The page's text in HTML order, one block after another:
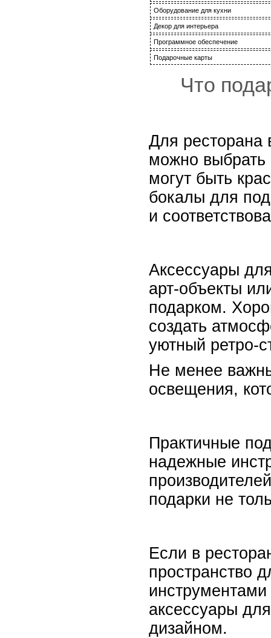
Оборудование для кухни
Декор для интерьера
Программное обеспечение
Подарочные карты
Что
Для ресторана
можно выбрать
могут быть
бокалы для
и
Аксессуары
арт-объекты
подарком.
создать
уютный ретро-
Не менее
освещения,
Практичные
надежные
подарки не
Если в
пространство
аксессуары
дизайном.